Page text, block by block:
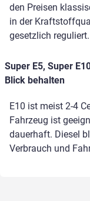
den Preisen
in der
gesetzlich reguliert.
Super E5, Super
Blick behalten
E10 ist meist 2-4
Fahrzeug ist
dauerhaft. Diesel
Verbrauch und